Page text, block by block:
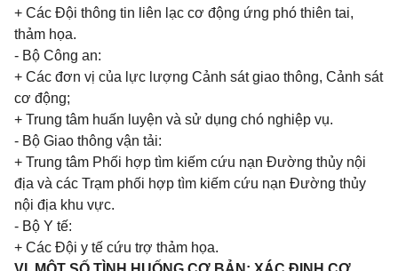
+ Các Đội thông tin liên lạc cơ động ứng phó thiên tai,
thảm họa.
- Bộ Công an:
+ Các đơn vị của lực lượng Cảnh sát giao thông, Cảnh sát
cơ động;
+ Trung tâm huấn luyện và sử dụng chó nghiệp vụ.
- Bộ Giao thông vận tải:
+ Trung tâm Phối hợp tìm kiếm cứu nạn Đường thủy nội
địa và các Trạm phối hợp tìm kiếm cứu nạn Đường thủy
nội địa khu vực.
- Bộ Y tế:
+ Các Đội y tế cứu trợ thảm họa.